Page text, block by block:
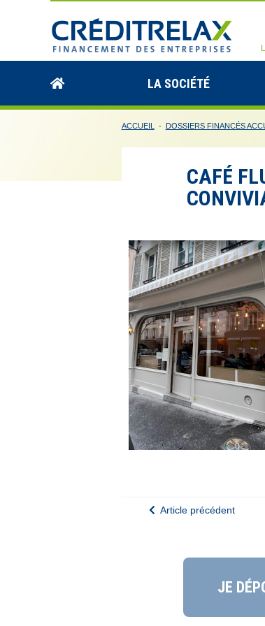
LA SOCIÉTÉ
ACCUEIL - DOSSIERS FINANCÉS
CAFÉ
Article précédent
JE